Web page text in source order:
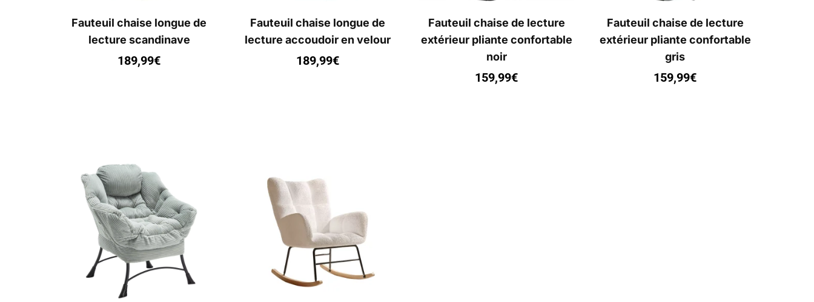
Fauteuil chaise longue de
lecture scandinave
189,99€
Fauteuil chaise longue de
lecture accoudoir en velour
189,99€
Fauteuil chaise de lecture
extérieur pliante confortable
noir
159,99€
Fauteuil chaise de lecture
extérieur pliante confortable
gris
159,99€